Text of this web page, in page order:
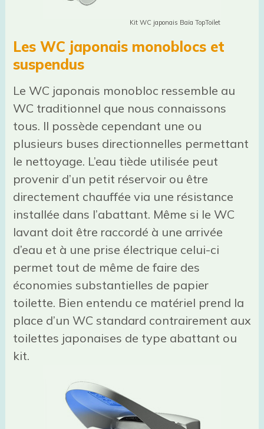
Kit WC japonais Baïa TopToilet
Les WC japonais monoblocs et
suspendus
Le WC japonais monobloc ressemble au
WC traditionnel que nous connaissons
tous. Il possède cependant une ou
plusieurs buses directionnelles permettant
le nettoyage. L’eau tiède utilisée peut
provenir d’un petit réservoir ou être
directement chauffée via une résistance
installée dans l’abattant. Même si le WC
lavant doit être raccordé à une arrivée
d’eau et à une prise électrique celui-ci
permet tout de même de faire des
économies substantielles de papier
toilette. Bien entendu ce matériel prend la
place d’un WC standard contrairement aux
toilettes japonaises de type abattant ou
kit.